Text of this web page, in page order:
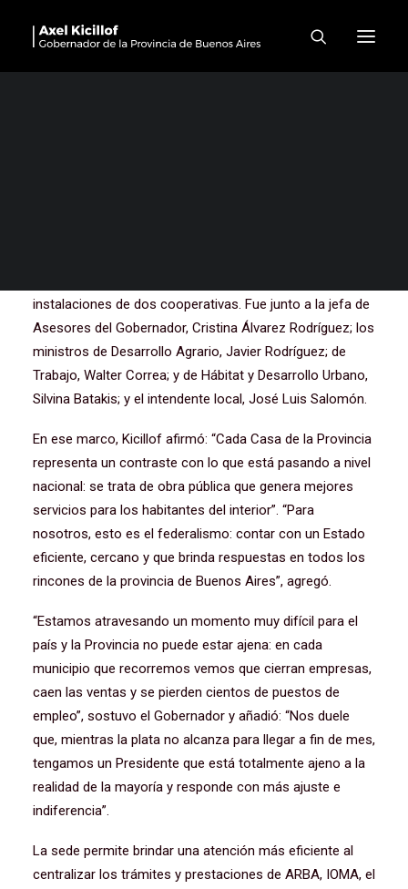
“Esto es el federalismo:
contar con un Estado
instalaciones de dos cooperativas. Fue junto a la jefa de
Asesores del Gobernador, Cristina Álvarez Rodríguez; los
ministros de Desarrollo Agrario, Javier Rodríguez; de
Trabajo, Walter Correa; y de Hábitat y Desarrollo Urbano,
Silvina Batakis; y el intendente local, José Luis Salomón.
En ese marco, Kicillof afirmó: “Cada Casa de la Provincia
representa un contraste con lo que está pasando a nivel
nacional: se trata de obra pública que genera mejores
servicios para los habitantes del interior”. “Para
nosotros, esto es el federalismo: contar con un Estado
eficiente, cercano y que brinda respuestas en todos los
rincones de la provincia de Buenos Aires”, agregó.
“Estamos atravesando un momento muy difícil para el
país y la Provincia no puede estar ajena: en cada
municipio que recorremos vemos que cierran empresas,
caen las ventas y se pierden cientos de puestos de
empleo”, sostuvo el Gobernador y añadió: “Nos duele
que, mientras la plata no alcanza para llegar a fin de mes,
tengamos un Presidente que está totalmente ajeno a la
realidad de la mayoría y responde con más ajuste e
indiferencia”.
La sede permite brindar una atención más eficiente al
centralizar los trámites y prestaciones de ARBA, IOMA, el